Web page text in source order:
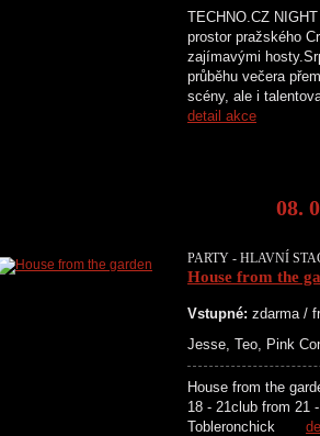
TECHNO.CZ
prostor pražského
zajímavými
průběhu večera
scény, ale i
detail akce
08.
PARTY - HLAVNÍ
House from the
Vstupné: zdarma /
Jesse, Teo, Pink
House from the
18 - 21club
Tobleronchick